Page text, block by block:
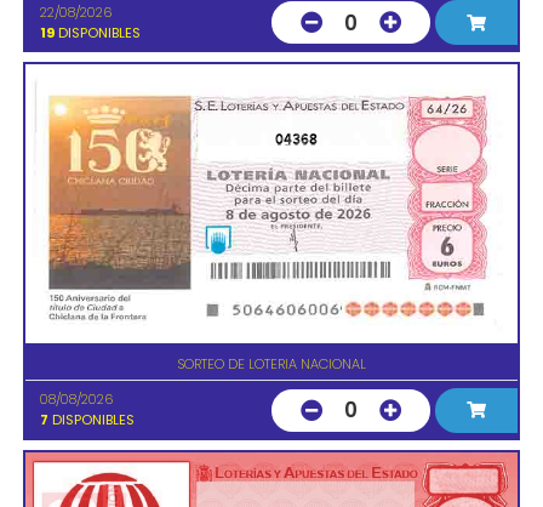
22/08/2026
19 DISPONIBLES 0
04368
SORTEO DE LOTERIA NACIONAL
08/08/2026
7 DISPONIBLES 0